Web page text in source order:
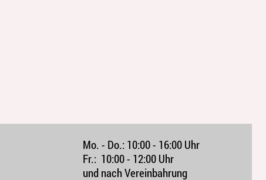
Mo. - Do.: 10:00 - 16:00 Uhr
Fr.: 10:00 - 12:00 Uhr
und nach Vereinbahrung